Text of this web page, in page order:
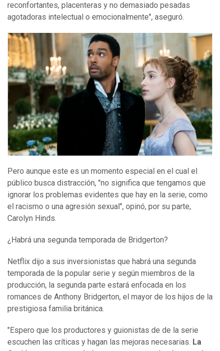
reconfortantes, placenteras y no demasiado pesadas
agotadoras intelectual o emocionalmente", aseguró.
Pero aunque este es un momento especial en el cual el
público busca distracción, "no significa que tengamos que
ignorar los problemas evidentes que hay en la serie, como
el racismo o una agresión sexual", opinó, por su parte,
Carolyn Hinds.
¿Habrá una segunda temporada de Bridgerton?
Netflix dijo a sus inversionistas que habrá una segunda
temporada de la popular serie y según miembros de la
producción, la segunda parte estará enfocada en los
romances de Anthony Bridgerton, el mayor de los hijos de la
prestigiosa familia británica.
"Espero que los productores y guionistas de de la serie
escuchen las críticas y hagan las mejoras necesarias. La